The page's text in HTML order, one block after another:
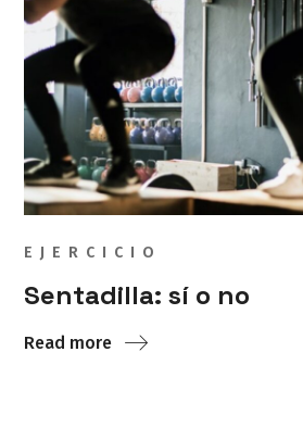
EJERCICIO
Sentadilla: sí o no
Read more